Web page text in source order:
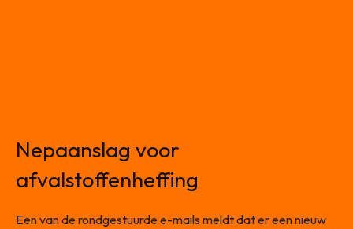
Nepaanslag voor
afvalstoffenheffing
Een van de rondgestuurde e-mails meldt dat er een nieuw